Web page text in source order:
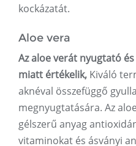
kockázatát.
Aloe vera
Az aloe verát nyugtató
miatt értékelik, Kiváló
aknéval összefüggő
megnyugtatására. Az
gélszerű anyag
vitaminokat és ásványi